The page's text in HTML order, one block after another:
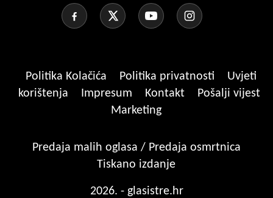
Politika Kolačića Politika privatnosti
Uvjeti
korištenja
Impresum Kontakt
Pošalji vijest
Marketing
Predaja malih oglasa / Predaja osmrtnica
Tiskano izdanje
2026. - glasistre.hr